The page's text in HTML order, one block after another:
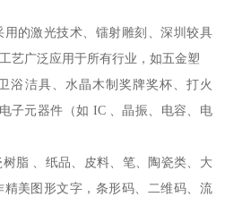
的激光技术、镭射雕刻、深圳较具
艺广泛应用于所有行业，如五金塑
浴洁具、水晶木制奖牌奖杯、打火
子元器件（如 IC 、晶振、电容、电
脂 、纸品、皮料、笔、陶瓷类、大
美图形文字，条形码、二维码、流